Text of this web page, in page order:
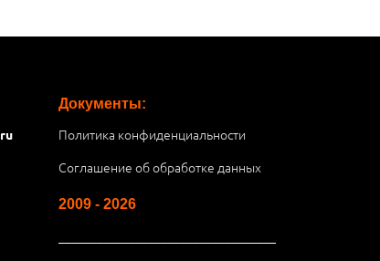
Документы:
Политика конфиденциальности
Соглашение об обработке данных
2009 - 2026